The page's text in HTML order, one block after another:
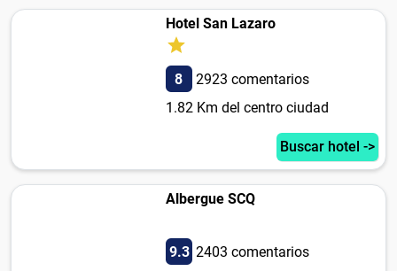
Hotel San Lazaro
8
2923 comentarios
1.82 Km del centro ciudad
Buscar hotel ->
Albergue SCQ
9.3 2403 comentarios